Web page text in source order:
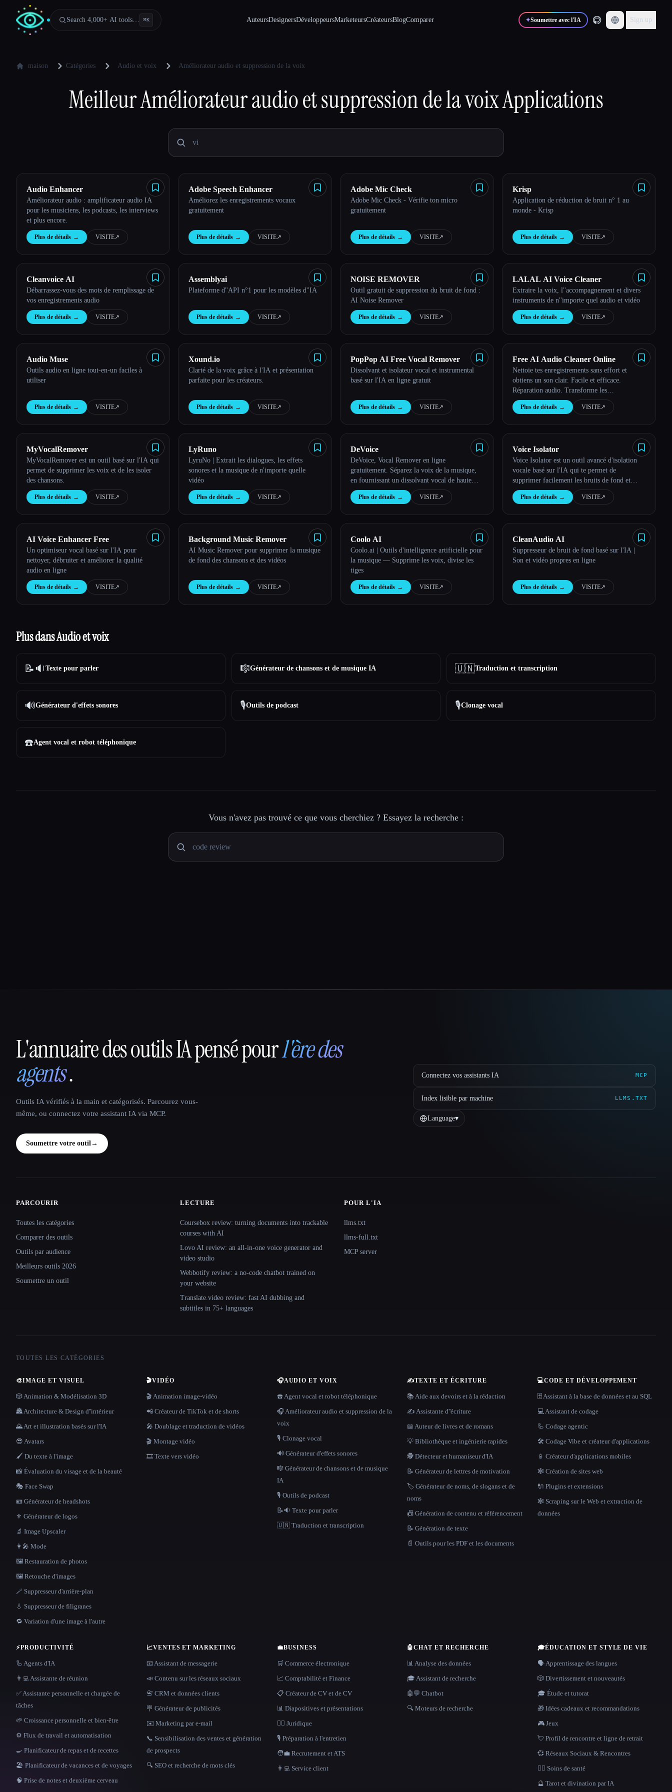
Search 4,000+ AI tools… ⌘K AuteursDesignersDéveloppeursMarketeursCréateursBlogComparer ✦Soumettre avec l'IA Sign up
maison Catégories Audio et voix Améliorateur audio et suppression de la voix
MeilleurAméliorateur audio et suppression de la voixApplications
Audio Enhancer
Améliorateur audio : amplificateur audio IA
pour les musiciens, les podcasts, les interviews
et plus encore.
Plus de détails → VISITE↗︎
Adobe Speech Enhancer
Améliorez les enregistrements vocaux
gratuitement
Plus de détails → VISITE↗︎
Adobe Mic Check
Adobe Mic Check - Vérifie ton micro
gratuitement
Plus de détails → VISITE↗︎
Krisp
Application de réduction de bruit n° 1 au
monde - Krisp
Plus de détails → VISITE↗︎
Cleanvoice AI
Débarrassez-vous des mots de remplissage de
vos enregistrements audio
Plus de détails → VISITE↗︎
Assemblyai
Plateforme d''API n°1 pour les modèles d''IA
Plus de détails → VISITE↗︎
NOISE REMOVER
Outil gratuit de suppression du bruit de fond :
AI Noise Remover
Plus de détails → VISITE↗︎
LALAL AI Voice Cleaner
Extraire la voix, l''accompagnement et divers
instruments de n''importe quel audio et vidéo
Plus de détails → VISITE↗︎
Audio Muse
Outils audio en ligne tout-en-un faciles à
utiliser
Plus de détails → VISITE↗︎
Xound.io
Clarté de la voix grâce à l'IA et présentation
parfaite pour les créateurs.
Plus de détails → VISITE↗︎
PopPop AI Free Vocal Remover
Dissolvant et isolateur vocal et instrumental
basé sur l'IA en ligne gratuit
Plus de détails → VISITE↗︎
Free AI Audio Cleaner Online
Nettoie tes enregistrements sans effort et
obtiens un son clair. Facile et efficace.
Réparation audio. Transforme les
enregistrements avec AI Audio Cleaner.
Réduction du bruit en temps réel et clarté
Plus de détails → VISITE↗︎
MyVocalRemover
MyVocalRemover est un outil basé sur l'IA qui
permet de supprimer les voix et de les isoler
des chansons.
Plus de détails → VISITE↗︎
LyRuno
LyruNo | Extrait les dialogues, les effets
sonores et la musique de n'importe quelle
vidéo
Plus de détails → VISITE↗︎
DeVoice
DeVoice, Vocal Remover en ligne
gratuitement. Séparez la voix de la musique,
en fournissant un dissolvant vocal de haute
qualité en ligne gratuitement et un répartiteur
IA doté d'une puissante IA.
Plus de détails → VISITE↗︎
Voice Isolator
Voice Isolator est un outil avancé d'isolation
vocale basé sur l'IA qui te permet de
supprimer facilement les bruits de fond et
d'extraire des voix claires de n'importe quel
fichier audio.
Plus de détails → VISITE↗︎
AI Voice Enhancer Free
Un optimiseur vocal basé sur l'IA pour
nettoyer, débruiter et améliorer la qualité
audio en ligne
Plus de détails → VISITE↗︎
Background Music Remover
AI Music Remover pour supprimer la musique
de fond des chansons et des vidéos
Plus de détails → VISITE↗︎
Coolo AI
Coolo.ai | Outils d'intelligence artificielle pour
la musique — Supprime les voix, divise les
tiges
Plus de détails → VISITE↗︎
CleanAudio AI
Suppresseur de bruit de fond basé sur l'IA |
Son et vidéo propres en ligne
Plus de détails → VISITE↗︎
Plus dans Audio et voix
📝🔉 Texte pour parler 🎼Générateur de chansons et de musique IA 🇺🇳Traduction et transcription
🔊Générateur d'effets sonores 🎙️Outils de podcast 🎙️Clonage vocal
☎️Agent vocal et robot téléphonique
Vous n'avez pas trouvé ce que vous cherchiez ? Essayez la recherche :
That AI Collection
L'annuaire des outils IA pensé pourl'ère des
agents.
Outils IA vérifiés à la main et catégorisés. Parcourez vous-
même, ou connectez votre assistant IA via MCP.
Soumettre votre outil→
Connectez vos assistants IA MCP
Index lisible par machine LLMS.TXT
Language▾
Site navigation
PARCOURIR
Toutes les catégories
Comparer des outils
Outils par audience
Meilleurs outils 2026
Soumettre un outil
LECTURE
Coursebox review: turning documents into trackable
courses with AI
Lovo AI review: an all-in-one voice generator and
video studio
Webbotify review: a no-code chatbot trained on
your website
Translate.video review: fast AI dubbing and
subtitles in 75+ languages
POUR L'IA
llms.txt
llms-full.txt
MCP server
TOUTES LES CATÉGORIES
🎨IMAGE ET VISUEL
🎲 Animation & Modélisation 3D
🏯 Architecture & Design d''intérieur
🌄 Art et illustration basés sur l'IA
😎 Avatars
🖌️ Du texte à l'image
📸 Évaluation du visage et de la beauté
🎭 Face Swap
🪪 Générateur de headshots
⚜️ Générateur de logos
🔬 Image Upscaler
👩‍🎤 Mode
🖼️ Restauration de photos
🖼️ Retouche d'images
🪄 Suppresseur d'arrière-plan
💧 Suppresseur de filigranes
🔁 Variation d'une image à l'autre
🎬VIDÉO
🎬 Animation image-vidéo
📲 Créateur de TikTok et de shorts
🎤 Doublage et traduction de vidéos
🎬 Montage vidéo
🎞️ Texte vers vidéo
🎧AUDIO ET VOIX
☎️ Agent vocal et robot téléphonique
🎧 Améliorateur audio et suppression de la
voix
🎙️ Clonage vocal
🔊 Générateur d'effets sonores
🎼 Générateur de chansons et de musique
IA
🎙️ Outils de podcast
📝🔉 Texte pour parler
🇺🇳 Traduction et transcription
✍️TEXTE ET ÉCRITURE
📚 Aide aux devoirs et à la rédaction
✍️ Assistante d''écriture
📖 Auteur de livres et de romans
💡 Bibliothèque et ingénierie rapides
🕵️ Détecteur et humaniseur d'IA
📝 Générateur de lettres de motivation
🏷️ Générateur de noms, de slogans et de
noms
📠 Génération de contenu et référencement
📝 Génération de texte
📄 Outils pour les PDF et les documents
💻CODE ET DÉVELOPPEMENT
🗄️ Assistant à la base de données et au SQL
💻 Assistant de codage
🦾 Codage agentic
🛠️ Codage Vibe et créateur d'applications
📱 Créateur d'applications mobiles
🕸 Création de sites web
🔌 Plugins et extensions
🕸️ Scraping sur le Web et extraction de
données
⚡PRODUCTIVITÉ
🦾 Agents d'IA
👨‍💻 Assistante de réunion
✅ Assistante personnelle et chargée de
tâches
🌱 Croissance personnelle et bien-être
⚙️ Flux de travail et automatisation
🍳 Planificateur de repas et de recettes
🏖 Planificateur de vacances et de voyages
🧠 Prise de notes et deuxième cerveau
📈VENTES ET MARKETING
📧 Assistant de messagerie
📣 Contenu sur les réseaux sociaux
📇 CRM et données clients
🪧 Générateur de publicités
✉️ Marketing par e-mail
📞 Sensibilisation des ventes et génération
de prospects
🔍 SEO et recherche de mots clés
💼BUSINESS
🛒 Commerce électronique
📈 Comptabilité et Finance
📋 Créateur de CV et de CV
📊 Diapositives et présentations
👩‍⚖️ Juridique
🎙️ Préparation à l'entretien
🧑‍💼 Recrutement et ATS
👨‍💻 Service client
🤖CHAT ET RECHERCHE
📊 Analyse des données
🎓 Assistant de recherche
🤖💬 Chatbot
🔍 Moteurs de recherche
🎓ÉDUCATION ET STYLE DE VIE
🗣️ Apprentissage des langues
🎲 Divertissement et nouveautés
🎓 Étude et tutorat
🎁 Idées cadeaux et recommandations
🎮 Jeux
💘 Profil de rencontre et ligne de retrait
💞 Réseaux Sociaux & Rencontres
👩‍⚕️ Soins de santé
🔮 Tarot et divination par IA